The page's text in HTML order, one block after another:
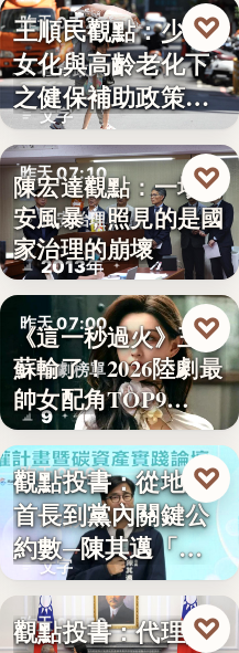
昨天 07:20
社會政策
文字
王順民觀點：少子
女化與高齡老化下
之健保補助政策的
解構、重…
♡
昨天 07:10
食安治理
2013年
陳宏達觀點：一場食
安風暴，照見的是國
家治理的崩壞
♡
昨天 07:00
影劇榜單
9
《這一秒過火》王籽
蘇輸了！2026陸劇最
帥女配角TOP9…
♡
昨天 07:00
政治分析
文字
觀點投書：從地方
首長到黨內關鍵公
約數─陳其邁「被
組閣」背…
♡
昨天 06:50
觀點投書：代理人
♡